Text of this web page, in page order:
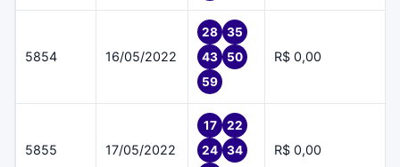
5854 16/05/2022
28
35
43
50
59
R$ 0,00
5855 17/05/2022
17
22
24
34
R$ 0,00